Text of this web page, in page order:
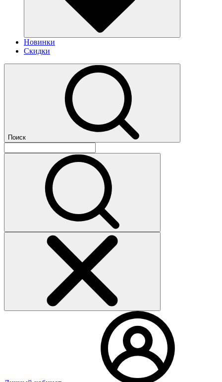
Новинки
Скидки
Поиск